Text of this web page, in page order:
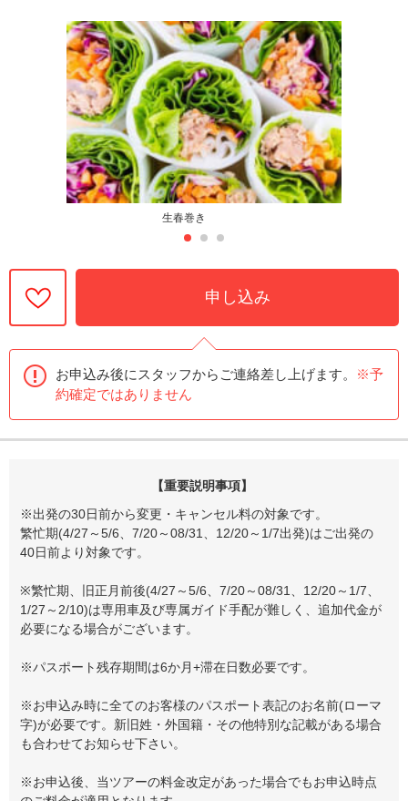
生春巻き
申し込み
お申込み後にスタッフからご連絡差し上げます。
※予
約確定ではありません
【重要説明事項】
※出発の30日前から変更・キャンセル料の対象です。
繁忙期(4/27～5/6、7/20～08/31、12/20～1/7出発)はご出発の
40日前より対象です。
※繁忙期、旧正月前後(4/27～5/6、7/20～08/31、12/20～1/7、
1/27～2/10)は専用車及び専属ガイド手配が難しく、追加代金が
必要になる場合がございます。
※パスポート残存期間は6か月+滞在日数必要です。
※お申込み時に全てのお客様のパスポート表記のお名前(ローマ
字)が必要です。新旧姓・外国籍・その他特別な記載がある場合
も合わせてお知らせ下さい。
※お申込後、当ツアーの料金改定があった場合でもお申込時点